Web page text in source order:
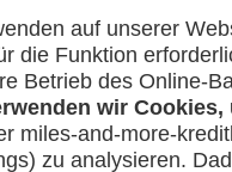
und Travel Security Plus